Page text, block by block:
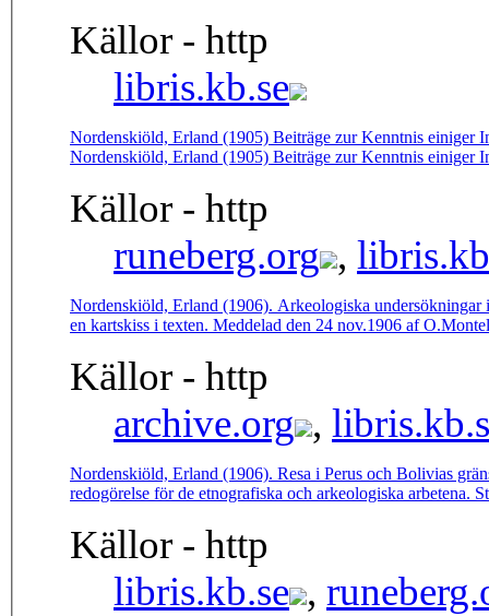
Källor - http
libris.kb.se
Nordenskiöld, Erland (1905) Beiträge zur Kenntnis einiger
Nordenskiöld, Erland (1905) Beiträge zur Kenntnis einiger
Källor - http
runeberg.org ,
Nordenskiöld, Erland (1906). Arkeologiska
en kartskiss i texten. Meddelad den 24 nov.1906 af
Källor - http
archive.org ,
Nordenskiöld, Erland (1906). Resa i Perus och Bolivias
redogörelse för de etnografiska och arkeologiska arbetena.
Källor - http
libris.kb.se ,